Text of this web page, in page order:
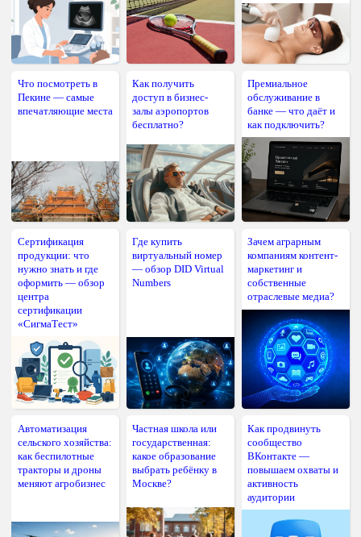
Что посмотреть в
Пекине — самые
впечатляющие места
Как получить
доступ в бизнес-
залы аэропортов
бесплатно?
Премиальное
обслуживание в
банке — что даёт и
как подключить?
Сертификация
продукции: что
нужно знать и где
оформить — обзор
центра
сертификации
«СигмаТест»
Где купить
виртуальный номер
— обзор DID Virtual
Numbers
Зачем аграрным
компаниям контент-
маркетинг и
собственные
отраслевые медиа?
Автоматизация
сельского хозяйства:
как беспилотные
тракторы и дроны
меняют агробизнес
Частная школа или
государственная:
какое образование
выбрать ребёнку в
Москве?
Как продвинуть
сообщество
ВКонтакте —
повышаем охваты и
активность
аудитории